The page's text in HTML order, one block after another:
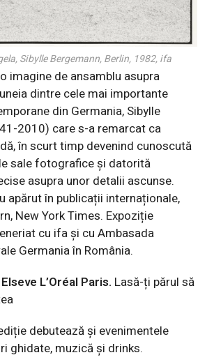
Sibylle Bergemann, Berlin, 1982, ifa
imagine de ansamblu asupra
dintre cele mai importante
din Germania, Sibylle
2010) care s-a remarcat ca
în scurt timp devenind cunoscută
sale fotografice și datorită
asupra unor detalii ascunse.
apărut în publicații internaționale,
New York Times. Expoziție
cu ifa și cu Ambasada
Germania în România.
L’Oréal Paris. Lasă-ți părul să
debutează și evenimentele
ghidate, muzică și drinks.